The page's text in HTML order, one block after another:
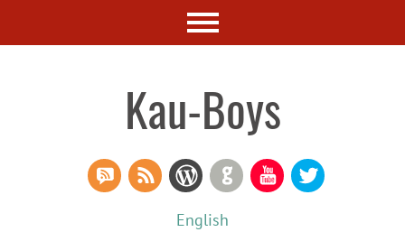
Kau-Boys
YouTube
GitHub
WordPress
RSS Feed
RSS Comments
English